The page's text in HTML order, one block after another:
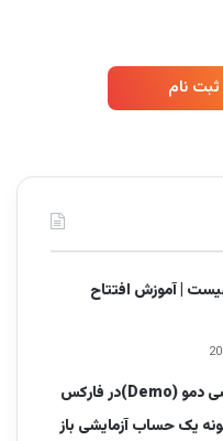
نام
| آموزش افتتاح
حساب آزمایشی دمو (Demo)در فارکس
یک حساب آزمایشی باز